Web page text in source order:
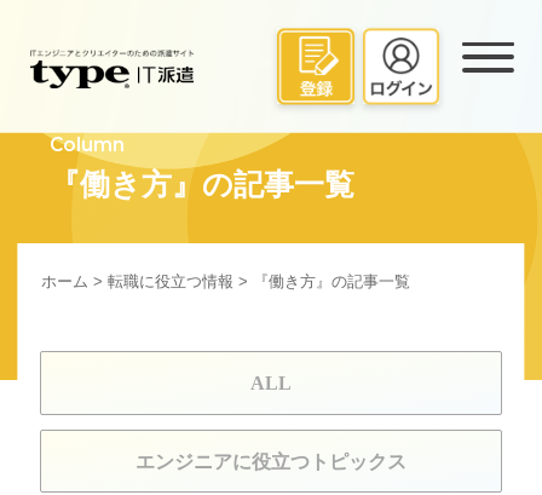
Column
『働き方』の記事一覧
ホーム >転職に役立つ情報 > 『働き方』の記事一覧
ALL
エンジニアに役立つトピックス